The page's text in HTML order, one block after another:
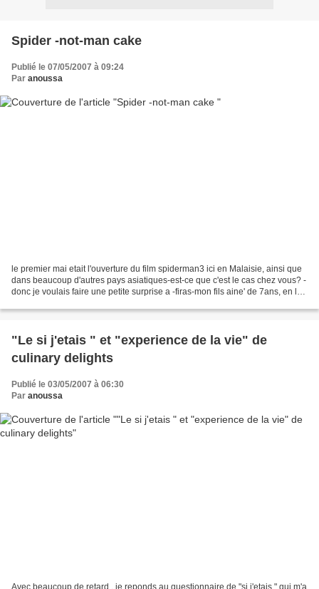
Spider -not-man cake
Publié le 07/05/2007 à 09:24
Par anoussa
le premier mai etait l'ouverture du film spiderman3 ici en Malaisie, ainsi que
dans beaucoup d'autres pays asiatiques-est-ce que c'est le cas chez vous? -
donc je voulais faire une petite surprise a -firas-mon fils aine' de 7ans, en lui
"Le si j'etais " et "experience de la vie" de
culinary delights
Publié le 03/05/2007 à 06:30
Par anoussa
Avec beaucoup de retard , je reponds au questionnaire de "si j'etais " qui m'a